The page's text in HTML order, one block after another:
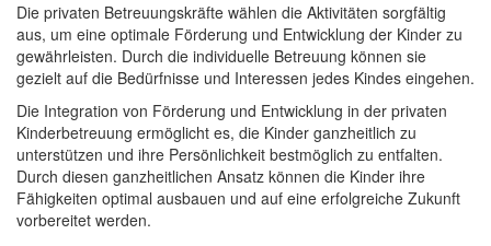
Die privaten Betreuungskräfte wählen die Aktivitäten sorgfältig
aus, um eine optimale Förderung und Entwicklung der Kinder zu
gewährleisten. Durch die individuelle Betreuung können sie
gezielt auf die Bedürfnisse und Interessen jedes Kindes eingehen.
Die Integration von Förderung und Entwicklung in der privaten
Kinderbetreuung ermöglicht es, die Kinder ganzheitlich zu
unterstützen und ihre Persönlichkeit bestmöglich zu entfalten.
Durch diesen ganzheitlichen Ansatz können die Kinder ihre
Fähigkeiten optimal ausbauen und auf eine erfolgreiche Zukunft
vorbereitet werden.